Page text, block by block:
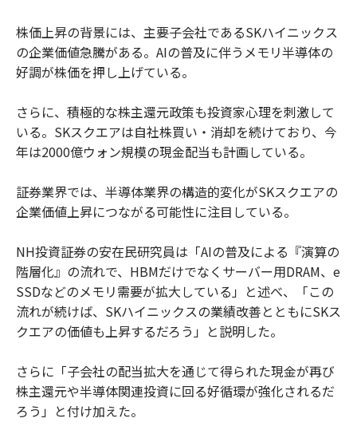
株価上昇の背景には、主要子会社であるSKハイニックス
の企業価値急騰がある。AIの普及に伴うメモリ半導体の
好調が株価を押し上げている。
さらに、積極的な株主還元政策も投資家心理を刺激して
いる。SKスクエアは自社株買い・消却を続けており、今
年は2000億ウォン規模の現金配当も計画している。
証券業界では、半導体業界の構造的変化がSKスクエアの
企業価値上昇につながる可能性に注目している。
NH投資証券の安在民研究員は「AIの普及による『演算の
階層化』の流れで、HBMだけでなくサーバー用DRAM、e
SSDなどのメモリ需要が拡大している」と述べ、「この
流れが続けば、SKハイニックスの業績改善とともにSKス
クエアの価値も上昇するだろう」と説明した。
さらに「子会社の配当拡大を通じて得られた現金が再び
株主還元や半導体関連投資に回る好循環が強化されるだ
ろう」と付け加えた。